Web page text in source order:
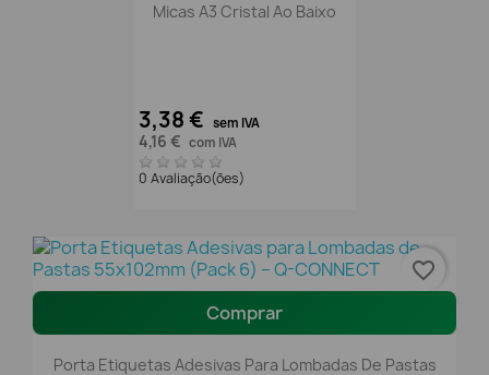
Micas A3 Cristal Ao Baixo
3,38 € sem IVA
4,16 € com IVA
0 Avaliação(ões)
Comprar
Porta Etiquetas Adesivas Para Lombadas De Pastas
favorite_border